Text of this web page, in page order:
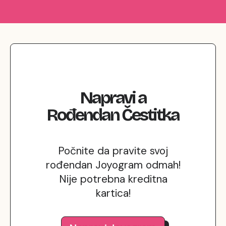
Napravia
RođendanČestitka
Počnite da pravite svoj
rođendan Joyogram odmah!
Nije potrebna kreditna
kartica!